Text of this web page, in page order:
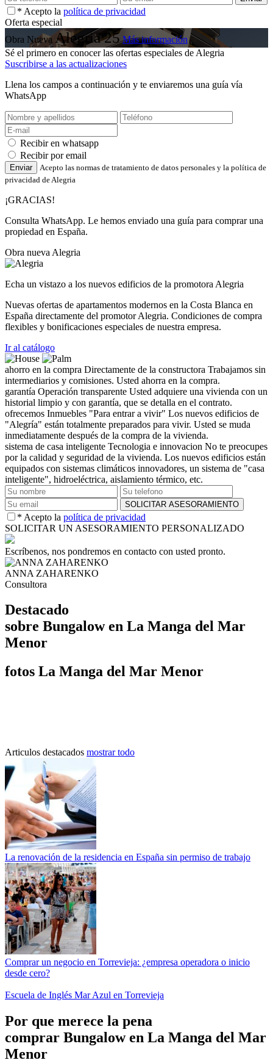
* Acepto la política de privacidad
Oferta especial
Obra Nueva Alegria 25 Más información
Sé el primero en conocer las ofertas especiales de Alegria
Suscribirse a las actualizaciones
Llena los campos a continuación y te enviaremos una guía vía
WhatsApp
Recibir en whatsapp
Recibir por email
Enviar
Acepto las normas de tratamiento de datos personales y la política de
privacidad de Alegria
¡GRACIAS!
Consulta WhatsApp. Le hemos enviado una guía para comprar una
propiedad en España.
Obra nueva Alegria
Echa un vistazo a los nuevos edificios de la promotora Alegria
Nuevas ofertas de apartamentos modernos en la Costa Blanca en
España directamente del promotor Alegria. Condiciones de compra
flexibles y bonificaciones especiales de nuestra empresa.
Ir al catálogo
ahorro en la compra Directamente de la constructora Trabajamos sin
intermediarios y comisiones. Usted ahorra en la compra.
garantía Operación transparente Usted adquiere una vivienda con un
historial limpio y con garantía, que se detalla en el contrato.
ofrecemos Inmuebles "Para entrar a vivir" Los nuevos edificios de
"Alegría" están totalmente preparados para vivir. Usted se muda
inmediatamente después de la compra de la vivienda.
sistema de casa inteligente Tecnologia e innovacion No te preocupes
por la calidad y seguridad de la vivienda. Los nuevos edificios están
equipados con sistemas climáticos innovadores, un sistema de "casa
inteligente", hidroeléctrica, aislamiento térmico, etc.
* Acepto la política de privacidad
SOLICITAR UN ASESORAMIENTO PERSONALIZADO
Escríbenos, nos pondremos en contacto con usted pronto.
ANNA ZAHARENKO
Consultora
Destacado
sobre Bungalow en La Manga del Mar
Menor
fotos La Manga del Mar Menor
Articulos destacados mostrar todo
La renovación de la residencia en España sin permiso de trabajo
Comprar un negocio en Torrevieja: ¿empresa operadora o inicio
desde cero?
Escuela de Inglés Mar Azul en Torrevieja
Por que merece la pena
comprar Bungalow en La Manga del Mar
Menor